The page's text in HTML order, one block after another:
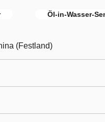
Öl-in-Wasser-
(Festland)